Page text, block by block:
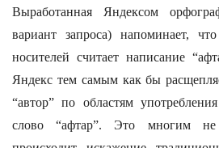
Выработанная Яндексом
вариант запроса) напоминает,
носителей считает написание
Яндекс тем самым как бы
“автор” по областям
слово “афтар”. Это многим не